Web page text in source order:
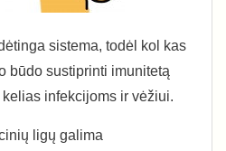
sistema, todėl kol kas
būdo sustiprinti imunitetą
infekcijoms ir vėžiui.
ligų galima